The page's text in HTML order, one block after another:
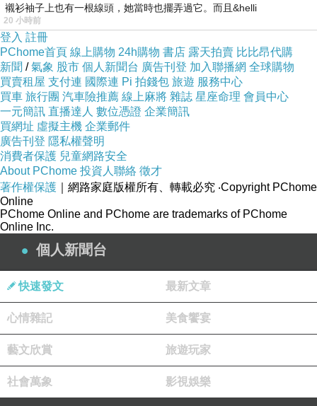
2
International Van Lines
美国全国连锁 · 专业国际搬家服务
网路评分
★★★★☆4.6
客户满意度
高
服务范围
全球
价格评估
中高
在国际搬家领域以高客户满意度著称，多次获得
协助规划整个搬迁流程，从前期报价、包装、运
输到目的地交付均有完整支援。
偏高 中文沟通支援有限
3
Allied Van Lines
襯衫袖子上也有一根線頭，她當時也擺弄過它。而且&helli
20 小時前
登入 註冊
PChome首頁 線上購物 24h購物 書店 露天拍賣 比比昂代購
新聞 /氣象 股市 個人新聞台 廣告刊登 加入聯播網 全球購物
買賣租屋 支付連 國際連 Pi 拍錢包 旅遊 服務中心
買車 旅行團 汽車險推薦 線上麻將 雜誌 星座命理 會員中心
一元簡訊 直播達人 數位憑證 企業簡訊
買網址 虛擬主機 企業郵件
廣告刊登 隱私權聲明
消費者保護 兒童網路安全
About PChome 投資人聯絡 徵才
著作權保護 ｜網路家庭版權所有、轉載必究 ‧Copyright PChome
Online
PChome Online and PChome are trademarks of PChome
Online Inc.
個人新聞台
快速發文 最新文章
心情雜記 美食饗宴
藝文欣賞 旅遊玩家
社會萬象 影視娛樂